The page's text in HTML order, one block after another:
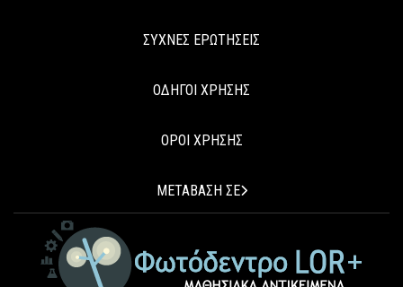
ΣΥΧΝΕΣ ΕΡΩΤΗΣΕΙΣ
ΟΔΗΓΟΙ ΧΡΗΣΗΣ
ΟΡΟΙ ΧΡΗΣΗΣ
ΜΕΤΑΒΑΣΗ ΣΕ